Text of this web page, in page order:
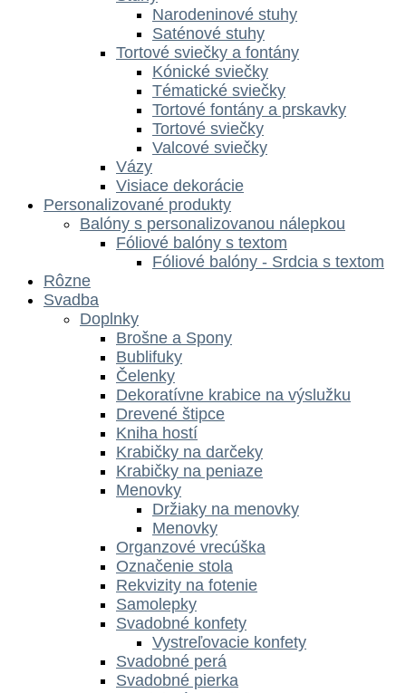
Narodeninové stuhy
Saténové stuhy
Tortové sviečky a fontány
Kónické sviečky
Tématické sviečky
Tortové fontány a prskavky
Tortové sviečky
Valcové sviečky
Vázy
Visiace dekorácie
Personalizované produkty
Balóny s personalizovanou nálepkou
Fóliové balóny s textom
Fóliové balóny - Srdcia s textom
Rôzne
Svadba
Doplnky
Brošne a Spony
Bublifuky
Čelenky
Dekoratívne krabice na výslužku
Drevené štipce
Kniha hostí
Krabičky na darčeky
Krabičky na peniaze
Menovky
Držiaky na menovky
Menovky
Organzové vrecúška
Označenie stola
Rekvizity na fotenie
Samolepky
Svadobné konfety
Vystreľovacie konfety
Svadobné perá
Svadobné pierka